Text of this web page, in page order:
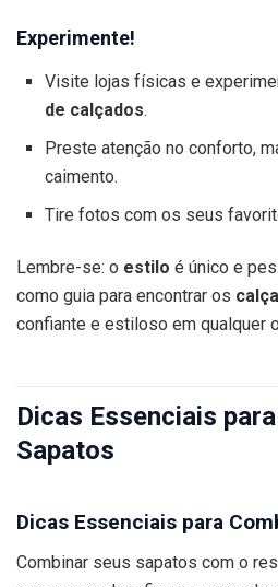
Experimente!
Visite lojas físicas e
de calçados.
Preste atenção no conforto,
caimento.
Tire fotos com os seus
Lembre-se: o estilo é único e
como guia para encontrar os
confiante e estiloso em qualquer
Dicas Essenciais
Sapatos
Dicas Essenciais para
Combinar seus sapatos com o